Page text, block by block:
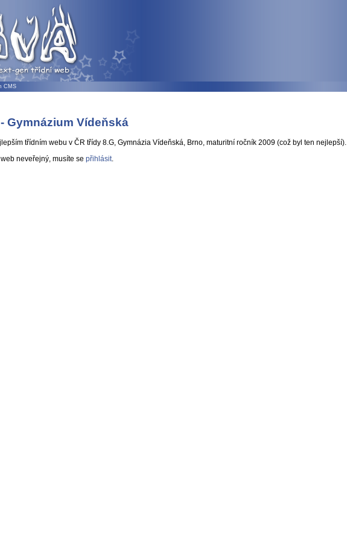
CMS
Gymnázium Vídeňská
třídním webu v ČR třídy 8.G, Gymnázia Vídeňská, Brno, maturitní ročník 2009 (což byl ten nejlepší).
neveřejný, musíte se přihlásit.